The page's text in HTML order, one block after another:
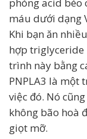
máu dưới dạng
Khi bạn ăn
hợp triglyceride
trình này bằng
PNPLA3 là một
việc đó. Nó
không bão hoà
giọt mỡ.